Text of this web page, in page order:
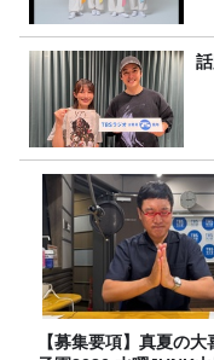
【募集要項】真夏の大